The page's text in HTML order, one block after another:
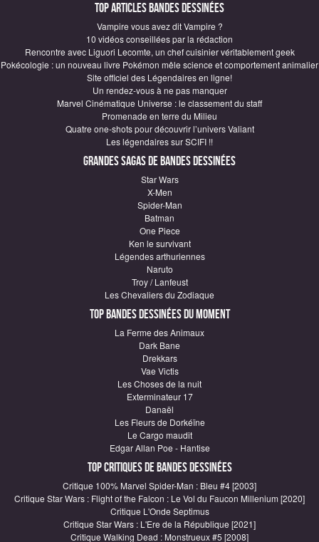
Top articles Bandes Dessinées
Vampire vous avez dit Vampire ?
10 vidéos conseillées par la rédaction
Rencontre avec Liguori Lecomte, un chef cuisinier véritablement geek
Pokécologie : un nouveau livre Pokémon mêle science et comportement animalier
Site officiel des Légendaires en ligne!
Un rendez-vous à ne pas manquer
Marvel Cinématique Universe : le classement du staff
Promenade en terre du Milieu
Quatre one-shots pour découvrir l’univers Valiant
Les légendaires sur SCIFI !!
Grandes sagas de Bandes Dessinées
Star Wars
X-Men
Spider-Man
Batman
One Piece
Ken le survivant
Légendes arthuriennes
Naruto
Troy / Lanfeust
Les Chevaliers du Zodiaque
Top Bandes Dessinées du moment
La Ferme des Animaux
Dark Bane
Drekkars
Vae Victis
Les Choses de la nuit
Exterminateur 17
Danaël
Les Fleurs de Dorkéïne
Le Cargo maudit
Edgar Allan Poe - Hantise
Top critiques de Bandes Dessinées
Critique 100% Marvel Spider-Man : Bleu #4 [2003]
Critique Star Wars : Flight of the Falcon : Le Vol du Faucon Millenium [2020]
Critique L'Onde Septimus
Critique Star Wars : L'Ere de la République [2021]
Critique Walking Dead : Monstrueux #5 [2008]